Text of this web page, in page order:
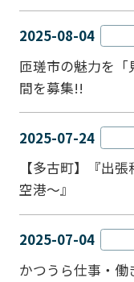
2025-08-04
匝瑳市の魅力を「
間を募集!!
2025-07-24
【多古町】『出
空港～』
2025-07-04
かつうら仕事・働